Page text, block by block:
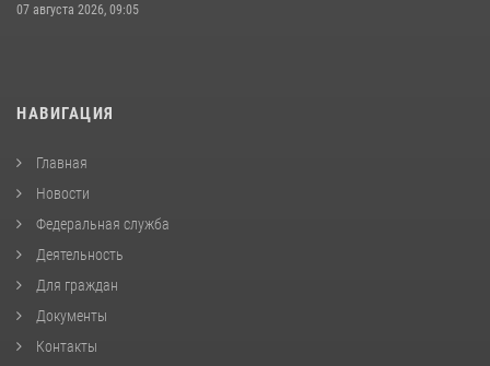
07 августа 2026, 09:05
НАВИГАЦИЯ
Главная
Новости
Федеральная служба
Деятельность
Для граждан
Документы
Контакты